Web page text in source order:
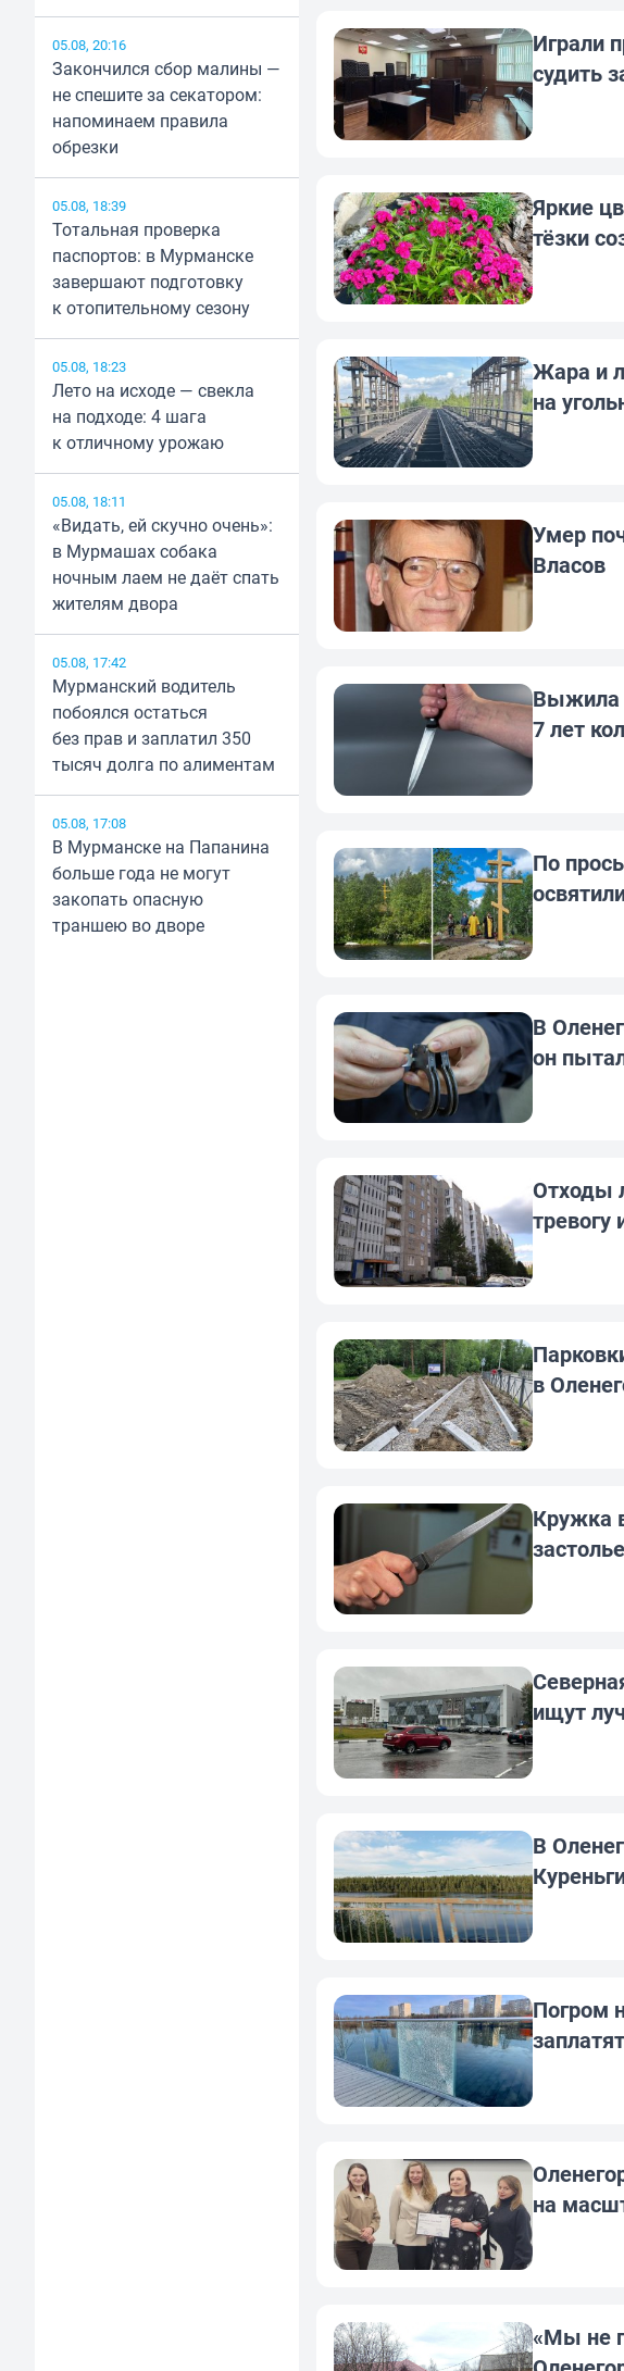
05.08, 20:16
Закончился сбор малины —
не спешите за секатором:
напоминаем правила
обрезки
05.08, 18:39
Тотальная проверка
паспортов: в Мурманске
завершают подготовку
к отопительному сезону
05.08, 18:23
Лето на исходе — свекла
на подходе: 4 шага
к отличному урожаю
05.08, 18:11
«Видать, ей скучно очень»:
в Мурмашах собака
ночным лаем не даёт спать
жителям двора
05.08, 17:42
Мурманский водитель
побоялся остаться
без прав и заплатил 350
тысяч долга по алиментам
05.08, 17:08
В Мурманске на Папанина
больше года не могут
закопать опасную
траншею во дворе
Играли
судить
Яркие
тёзки
Жара и
на
Умер
Власов
Выжила
7 лет
По
В
он
Отходы
тревогу
в
Кружка
ищут
В
Погром
на
«Мы не